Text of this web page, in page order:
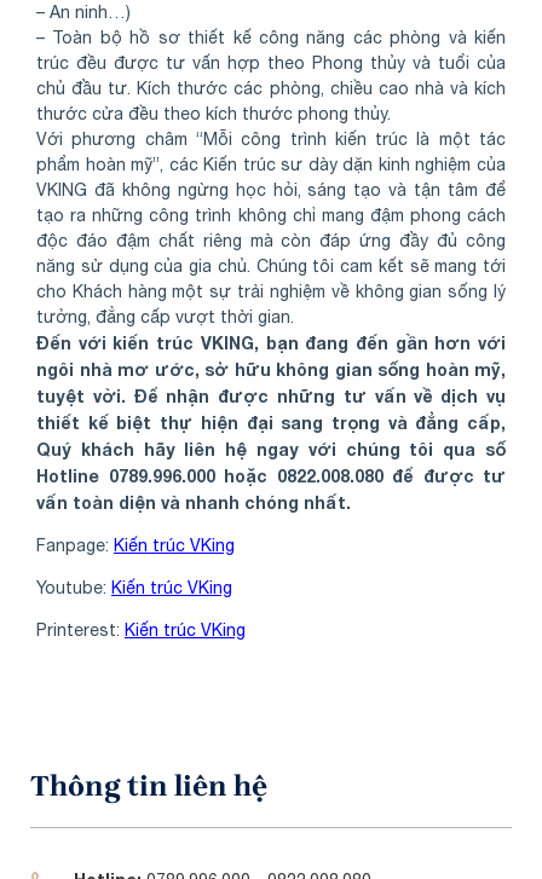
– An ninh…)
– Toàn bộ hồ sơ thiết kế công năng các phòng và kiến
trúc đều được tư vấn hợp theo Phong thủy và tuổi của
chủ đầu tư. Kích thước các phòng, chiều cao nhà và kích
thước cửa đều theo kích thước phong thủy.
Với phương châm “Mỗi công trình kiến trúc là một tác
phẩm hoàn mỹ”, các Kiến trúc sư dày dặn kinh nghiệm của
VKING đã không ngừng học hỏi, sáng tạo và tận tâm để
tạo ra những công trình không chỉ mang đậm phong cách
độc đáo đậm chất riêng mà còn đáp ứng đầy đủ công
năng sử dụng của gia chủ. Chúng tôi cam kết sẽ mang tới
cho Khách hàng một sự trải nghiệm về không gian sống lý
tưởng, đẳng cấp vượt thời gian.
Đến với kiến trúc VKING, bạn đang đến gần hơn với
ngôi nhà mơ ước, sở hữu không gian sống hoàn mỹ,
tuyệt vời. Để nhận được những tư vấn về dịch vụ
thiết kế biệt thự hiện đại sang trọng và đẳng cấp,
Quý khách hãy liên hệ ngay với chúng tôi qua số
Hotline 0789.996.000 hoặc 0822.008.080 để được tư
vấn toàn diện và nhanh chóng nhất.
Fanpage: Kiến trúc VKing
Youtube: Kiến trúc VKing
Printerest: Kiến trúc VKing
Thông tin liên hệ